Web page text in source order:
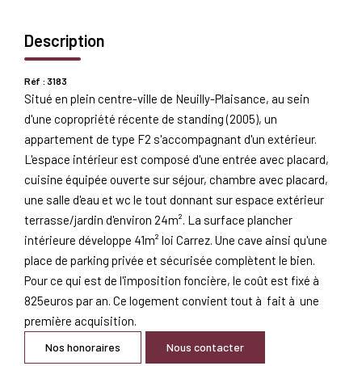
Description
Réf : 3183
Situé en plein centre-ville de Neuilly-Plaisance, au sein
d'une copropriété récente de standing (2005), un
appartement de type F2 s'accompagnant d'un extérieur.
L'espace intérieur est composé d'une entrée avec placard,
cuisine équipée ouverte sur séjour, chambre avec placard,
une salle d'eau et wc le tout donnant sur espace extérieur
terrasse/jardin d'environ 24m². La surface plancher
intérieure développe 41m² loi Carrez. Une cave ainsi qu'une
place de parking privée et sécurisée complètent le bien.
Pour ce qui est de l'imposition foncière, le coût est fixé à
825euros par an. Ce logement convient tout à fait à une
première acquisition.
Nos honoraires Nous contacter